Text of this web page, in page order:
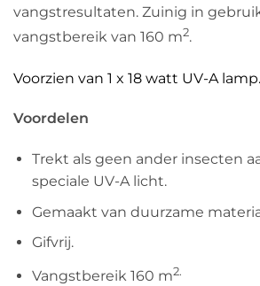
vangstresultaten. Zuinig in
vangstbereik van 160 m2.
Voorzien van 1 x 18 watt UV-A lamp.
Voordelen
Trekt als geen ander insecten
speciale UV-A licht.
Gemaakt van duurzame
Gifvrij.
Vangstbereik 160 m2.